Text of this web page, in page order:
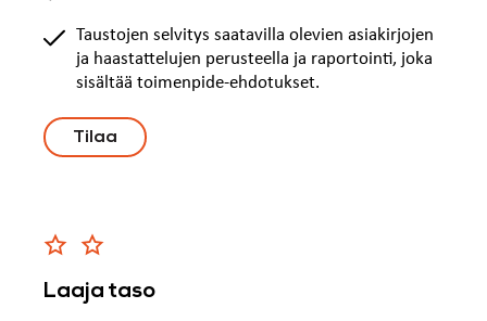
Taustojen selvitys saatavilla olevien asiakirjojen
ja haastattelujen perusteella ja raportointi, joka
sisältää toimenpide-ehdotukset.
Tilaa
Laaja taso